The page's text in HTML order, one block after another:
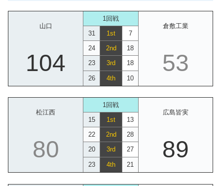
山口
1回戦
倉敷工業
31
1st 7
104
24 2nd 18
53
23 3rd 18
26 4th 10
松江西
1回戦
広島皆実
15
1st 13
80
22 2nd 28
89
20 3rd 27
23 4th 21